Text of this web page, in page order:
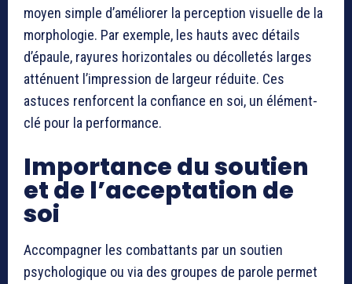
moyen simple d’améliorer la perception visuelle de la
morphologie. Par exemple, les hauts avec détails
d’épaule, rayures horizontales ou décolletés larges
atténuent l’impression de largeur réduite. Ces
astuces renforcent la confiance en soi, un élément-
clé pour la performance.
Importance du soutien
et de l’acceptation de
soi
Accompagner les combattants par un soutien
psychologique ou via des groupes de parole permet